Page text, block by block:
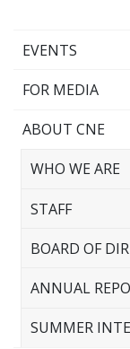
EVENTS
FOR MEDIA
ABOUT CNE
WHO WE ARE
STAFF
BOARD OF
ANNUAL
SUMMER